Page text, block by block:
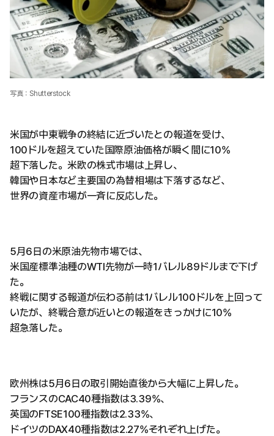
写真：Shutterstock
米国が中東戦争の終結に近づいたとの報道を受け、
100ドルを超えていた国際原油価格が瞬く間に10%
超下落した。米欧の株式市場は上昇し、
韓国や日本など主要国の為替相場は下落するなど、
世界の資産市場が一斉に反応した。
5月6日の米原油先物市場では、
米国産標準油種のWTI先物が一時1バレル89ドルまで下げ
た。
終戦に関する報道が伝わる前は1バレル100ドルを上回って
いたが、終戦合意が近いとの報道をきっかけに10%
超急落した。
欧州株は5月6日の取引開始直後から大幅に上昇した。
フランスのCAC40種指数は3.39%、
英国のFTSE100種指数は2.33%、
ドイツのDAX40種指数は2.27%それぞれ上げた。